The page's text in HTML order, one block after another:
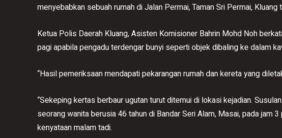
menyebabkan sebuah rumah di Jalan Permai, Taman Sri Permai,
Ketua Polis Daerah Kluang, Asisten Komisioner Bahrin Mohd Noh
pagi apabila pengadu terdengar bunyi seperti objek dibaling ke dalam
“Hasil pemeriksaan mendapati pekarangan rumah dan kereta yang
“Sekeping kertas berbaur ugutan turut ditemui di lokasi kejadian.
seorang wanita berusia 46 tahun di Bandar Seri Alam, Masai, pada jam
kenyataan malam tadi.